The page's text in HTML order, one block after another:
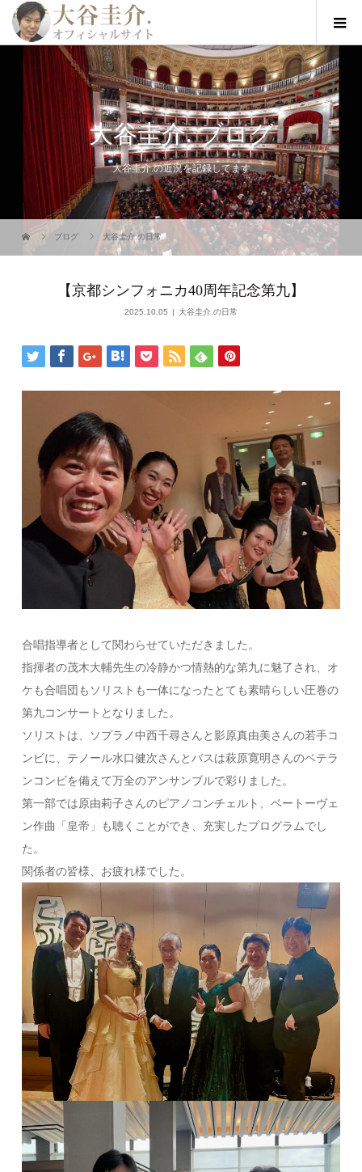
大谷圭介. ブログ
大谷圭介.の近況を記録してます
ブログ 大谷圭介.の日常
【京都シンフォニカ40周年記念第九】
2025.10.05 大谷圭介.の日常
合唱指導者として関わらせていただきました。
指揮者の茂木大輔先生の冷静かつ情熱的な第九に魅了され、オ
ケも合唱団もソリストも一体になったとても素晴らしい圧巻の
第九コンサートとなりました。
ソリストは、ソプラノ中西千尋さんと影原真由美さんの若手コ
ンビに、テノール水口健次さんとバスは萩原寛明さんのベテラ
ンコンビを備えて万全のアンサンブルで彩りました。
第一部では原由莉子さんのピアノコンチェルト、ベートーヴェ
ン作曲「皇帝」も聴くことができ、充実したプログラムでし
た。
関係者の皆様、お疲れ様でした。